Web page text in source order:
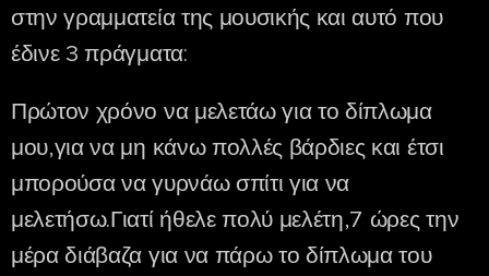
στην γραμματεία της μουσικής και αυτό που
έδινε 3 πράγματα:
Πρώτον χρόνο να μελετάω για το δίπλωμα
μου,για να μη κάνω πολλές βάρδιες και έτσι
μπορούσα να γυρνάω σπίτι για να
μελετήσω.Γιατί ήθελε πολύ μελέτη,7 ώρες την
μέρα διάβαζα για να πάρω το δίπλωμα του